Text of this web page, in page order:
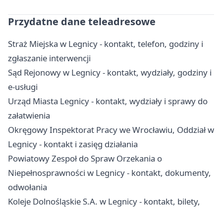
Przydatne dane teleadresowe
Straż Miejska w Legnicy - kontakt, telefon, godziny i
zgłaszanie interwencji
Sąd Rejonowy w Legnicy - kontakt, wydziały, godziny i
e-usługi
Urząd Miasta Legnicy - kontakt, wydziały i sprawy do
załatwienia
Okręgowy Inspektorat Pracy we Wrocławiu, Oddział w
Legnicy - kontakt i zasięg działania
Powiatowy Zespoł do Spraw Orzekania o
Niepełnosprawności w Legnicy - kontakt, dokumenty,
odwołania
Koleje Dolnośląskie S.A. w Legnicy - kontakt, bilety,